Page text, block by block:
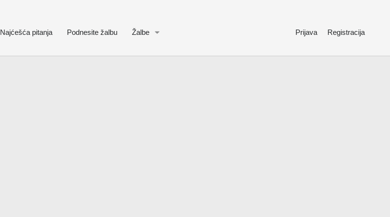
Najćešća pitanja Podnesite žalbu Žalbe Prijava Registracija